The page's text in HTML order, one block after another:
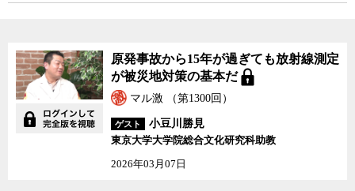
原発事故から15年が過ぎても放射線測定
が被災地対策の基本だ
マル激 （第1300回）
ゲスト
小豆川勝見
東京大学大学院総合文化研究科助教
2026年03月07日